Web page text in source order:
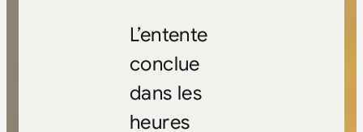
L’entente
conclue
dans les
heures